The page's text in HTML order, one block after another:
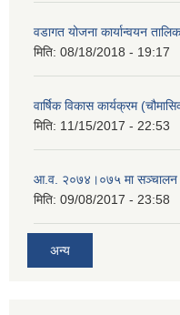
वडागत योजना कार्यान्वयन
मिति: 08/18/2018 - 19:17
वार्षिक विकास कार्यक्रम
मिति: 11/15/2017 - 22:53
आ.व. २०७४।०७५ मा सञ्चालन
मिति: 09/08/2017 - 23:58
अन्य